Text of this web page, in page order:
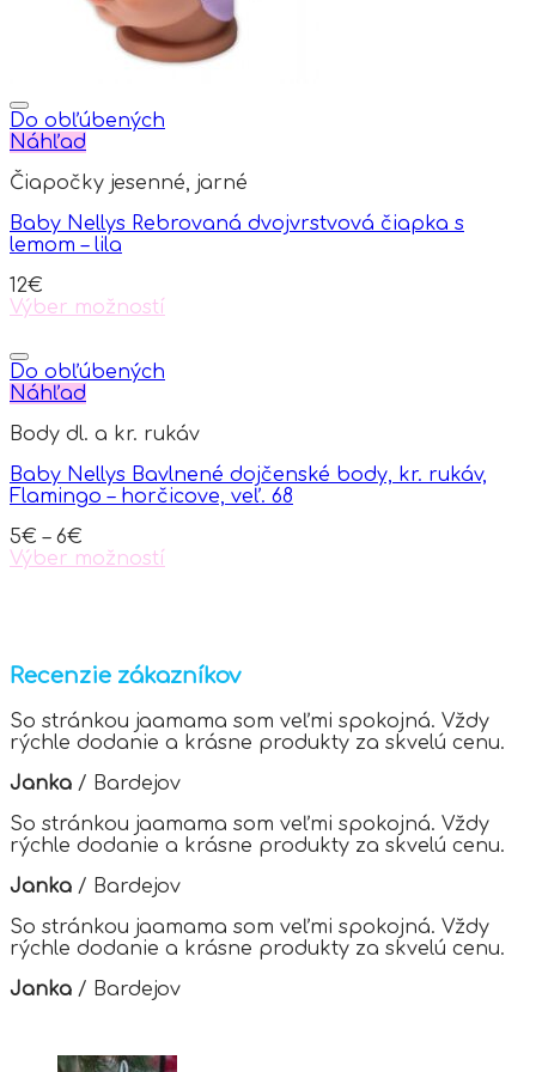
Do obľúbených
Náhľad
Čiapočky jesenné, jarné
Baby Nellys Rebrovaná dvojvrstvová čiapka s
lemom – lila
12€
Výber možností
product
has
multiple
The
may
be
on
the
Do obľúbených
Náhľad
Body dl. a kr. rukáv
Baby Nellys Bavlnené dojčenské body, kr. rukáv,
Flamingo – horčicove, veľ. 68
5€ – 6€
Výber možností
variants.
The
options
may
be
chosen
on
the
product
page
Recenzie zákazníkov
So stránkou jaamama som veľmi spokojná. Vždy
rýchle dodanie a krásne produkty za skvelú cenu.
Janka / Bardejov
So stránkou jaamama som veľmi spokojná. Vždy
rýchle dodanie a krásne produkty za skvelú cenu.
Janka / Bardejov
So stránkou jaamama som veľmi spokojná. Vždy
rýchle dodanie a krásne produkty za skvelú cenu.
Janka / Bardejov